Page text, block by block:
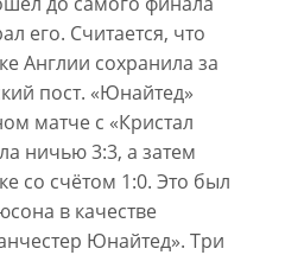
его. Считается, что
Англии сохранила за
пост. «Юнайтед»
матче c «Кристал
ничью 3:3, а затем
со счётом 1:0. Это был
в качестве
Юнайтед». Три